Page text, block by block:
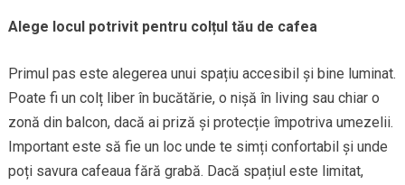
Alege locul potrivit pentru colțul tău de cafea
Primul pas este alegerea unui spațiu accesibil și bine luminat.
Poate fi un colț liber în bucătărie, o nișă în living sau chiar o
zonă din balcon, dacă ai priză și protecție împotriva umezelii.
Important este să fie un loc unde te simți confortabil și unde
poți savura cafeaua fără grabă. Dacă spațiul este limitat,